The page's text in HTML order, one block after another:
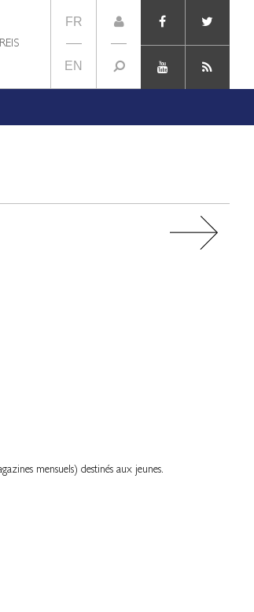
FR
EN
mensuels) destinés aux jeunes.